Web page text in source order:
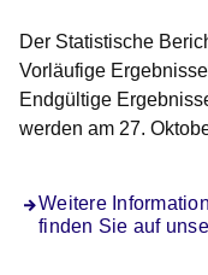
Der Statistische
Vorläufige
Endgültige
werden am 27.
Weitere
finden Sie auf